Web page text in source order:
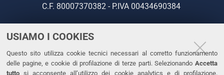
USIAMO I COOKIES
Questo sito utilizza cookie tecnici necessari al corretto funzionamento
delle pagine, e cookie di profilazione di terze parti. Selezionando Accetta
tutto si acconsente all’utilizzo dei cookie analytics e di profilazione.
C.F. 80007370382 - P.IVA 00434690384
CONTATTI
Tel. +39 0532 293111
Fax. +39 0532 293031